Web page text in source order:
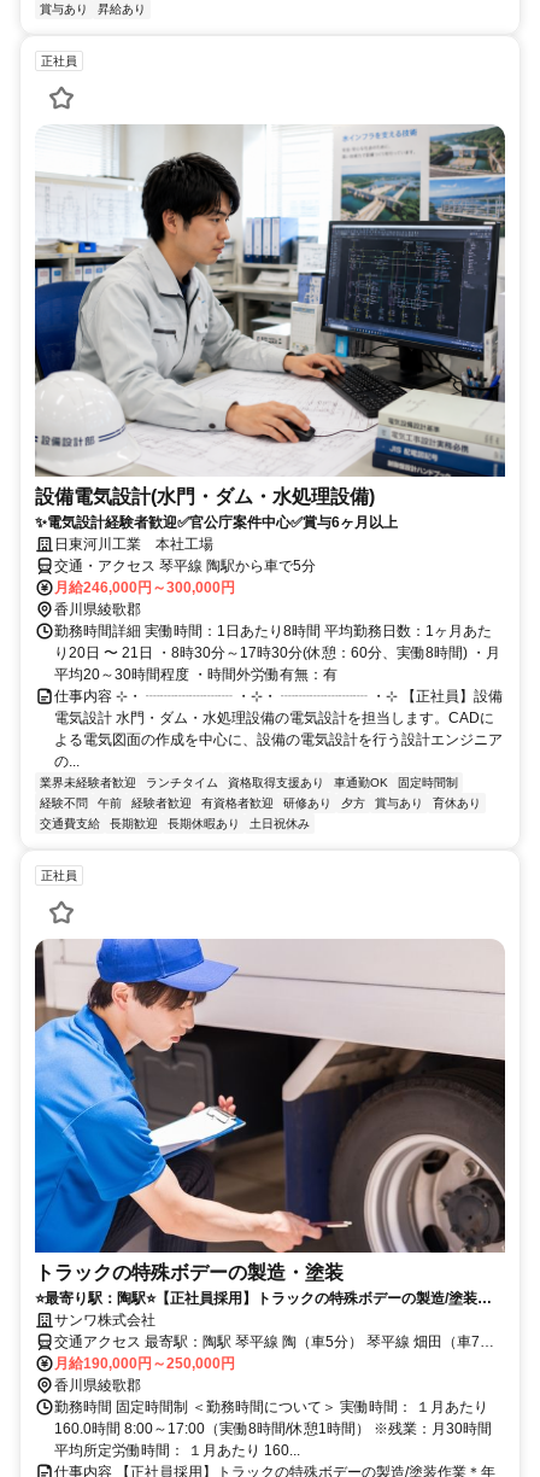
賞与あり
昇給あり
正社員
設備電気設計(水門・ダム・水処理設備)
✨電気設計経験者歓迎✅官公庁案件中心✅賞与6ヶ月以上
日東河川工業 本社工場
交通・アクセス 琴平線 陶駅から車で5分
月給246,000円～300,000円
香川県綾歌郡
勤務時間詳細 実働時間：1日あたり8時間 平均勤務日数：1ヶ月あた
り20日 〜 21日 ・8時30分～17時30分(休憩：60分、実働8時間) ・月
平均20～30時間程度 ・時間外労働有無：有
仕事内容 ⊹・ ┈┈┈┈┈┈ ・⊹・ ┈┈┈┈┈┈ ・⊹ 【正社員】設備
電気設計 水門・ダム・水処理設備の電気設計を担当します。CADに
よる電気図面の作成を中心に、設備の電気設計を行う設計エンジニア
の...
業界未経験者歓迎 ランチタイム 資格取得支援あり 車通勤OK
固定時間制
経験不問
午前 経験者歓迎 有資格者歓迎 研修あり 夕方 賞与あり
育休あり
交通費支給
長期歓迎 長期休暇あり 土日祝休み
正社員
トラックの特殊ボデーの製造・塗装
⭐️最寄り駅：陶駅⭐️【正社員採用】トラックの特殊ボデーの製造/塗装作
業＊年収300万～マイカー通勤OK
サンワ株式会社
交通アクセス 最寄駅：陶駅 琴平線 陶（車5分） 琴平線 畑田（車7
分） ＜車通勤OKです／当面の間転勤なし＞
月給190,000円～250,000円
香川県綾歌郡
勤務時間 固定時間制 ＜勤務時間について＞ 実働時間： １月あたり
160.0時間 8:00～17:00（実働8時間/休憩1時間） ※残業：月30時間
平均所定労働時間： １月あたり 160...
仕事内容 【正社員採用】トラックの特殊ボデーの製造/塗装作業＊年